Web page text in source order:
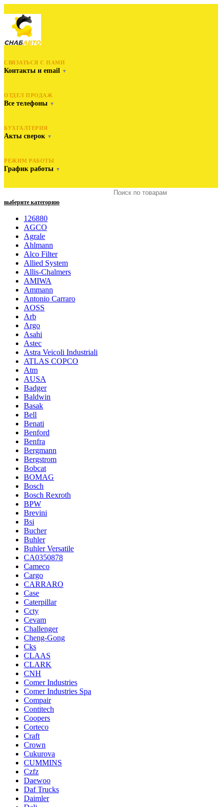
СВЯЗАТЬСЯ С НАМИ
Контакты и email ▼
ОТДЕЛ ПРОДАЖ
Все телефоны ▼
БУХГАЛТЕРИЯ
Акты сверок ▼
РЕЖИМ РАБОТЫ
График работы ▼
выберите категорию
126880
AGCO
Agrale
Ahlmann
Alco Filter
Allied System
Allis-Chalmers
AMIWA
Ammann
Antonio Carraro
AOSS
Arb
Argo
Asahi
Astec
Astra Veicoli Industriali
ATLAS COPCO
Atm
AUSA
Badger
Baldwin
Basak
Bell
Benati
Benford
Benfra
Bergmann
Bergstrom
Bobcat
BOMAG
Bosch
Bosch Rexroth
BPW
Brevini
Bsi
Bucher
Buhler
Buhler Versatile
CA0350878
Cameco
Cargo
CARRARO
Case
Caterpillar
Ccty
Cevam
Challenger
Cheng-Gong
Cks
CLAAS
CLARK
CNH
Comer Industries
Comer Industries Spa
Compair
Contitech
Coopers
Corteco
Craft
Crown
Cukurova
CUMMINS
Czfz
Daewoo
Daf Trucks
Daimler